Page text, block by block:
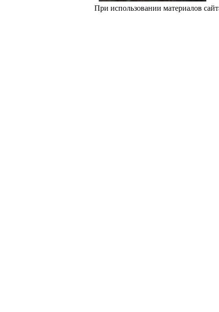
При использовании материалов